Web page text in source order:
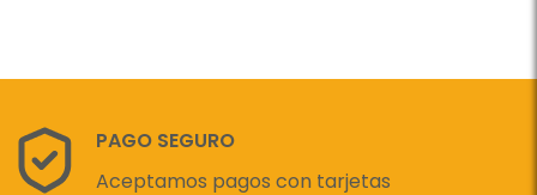
PAGO SEGURO
Aceptamos pagos con tarjetas